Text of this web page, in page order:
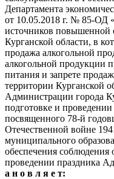
Департамента
от 10.05.2018 г. № 85-ОД
источников повышенной
Курганской области, в
продажа алкогольной
алкогольной продукции
питания и запрете
территории Курганской
Администрации города
подготовке и проведении
посвященного 78-й
Отечественной войне
муниципального
обеспечения соблюдения
проведении праздника
а н о в л я е т: